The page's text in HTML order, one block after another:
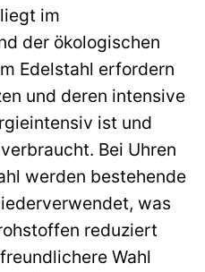
im
der ökologischen
Edelstahl erfordern
und deren intensive
ist und
Bei Uhren
werden bestehende
was
reduziert
Wahl